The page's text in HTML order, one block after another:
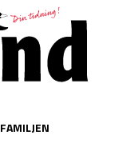
FAMILJEN